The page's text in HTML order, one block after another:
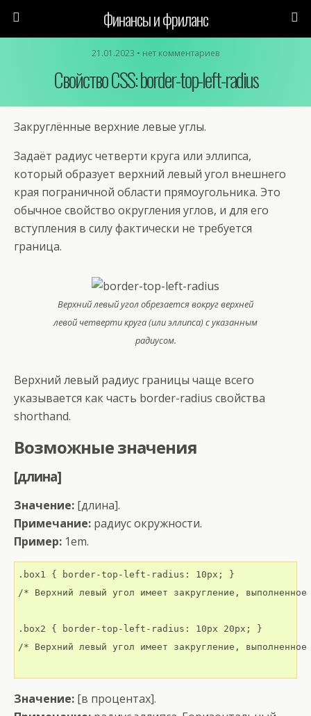
Финансы и фриланс
21.01.2023 • нет комментариев
Свойство CSS: border-top-left-radius
Закруглённые верхние левые углы.
Задаёт радиус четверти круга или эллипса,
который образует верхний левый угол внешнего
края пограничной области прямоугольника. Это
обычное свойство округления углов, и для его
вступления в силу фактически не требуется
граница.
Верхний левый угол обрезается вокруг верхней
левой четверти круга (или эллипса) с указанным
радиусом.
Верхний левый радиус границы чаще всего
указывается как часть border-radius свойства
shorthand.
Возможные значения
[длина]
Значение: [длина].
Примечание: радиус окружности.
Пример: 1em.
.box1 { border-top-left-radius: 10px; }
/* Верхний левый угол имеет закругление,
.box2 { border-top-left-radius: 10px 20px; }
/* Верхний левый угол имеет закругление,
Значение: [в процентах].